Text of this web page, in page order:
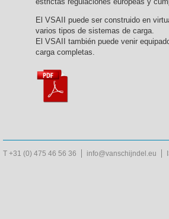
El VSAII puede ser construido en
varios tipos de sistemas de carga.
El VSAII también puede venir
carga completas.
T +31 (0) 475 46 56 36 info@vanschijndel.eu